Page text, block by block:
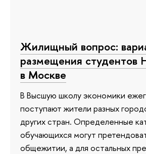
Жилищный вопрос:
размещения
в Москве
В Высшую школу экономики
поступают жители разных
других стран. Определенные
обучающихся могут
общежитии, а для остальных